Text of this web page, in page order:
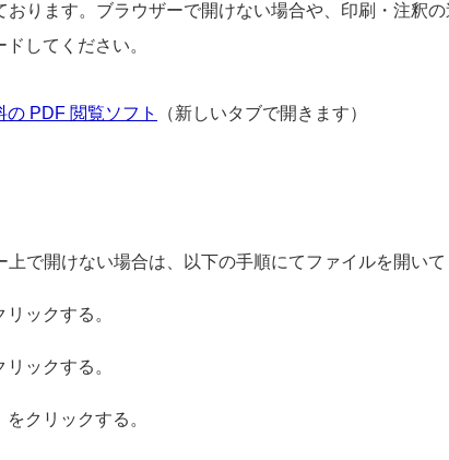
ります。ブラウザーで開けない場合や、印刷・注釈
してください。
PDF 閲覧ソフト （新しいタブで開きます）
で開けない場合は、以下の手順にてファイルを開いて
ックする。
ックする。
クリックする。